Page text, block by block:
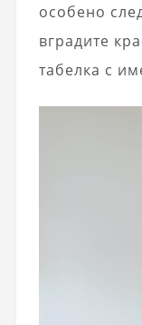
особено
вградите
табелка с